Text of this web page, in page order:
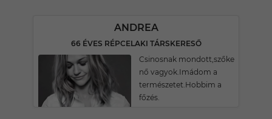
ANDREA
66 ÉVES RÉPCELAKI TÁRSKERESŐ
Csinosnak mondott,szőke
nő vagyok.Imádom a
természetet.Hobbim a
főzés.